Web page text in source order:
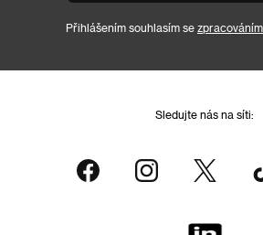
Přihlášením souhlasím se
Sledujte nás na síti: